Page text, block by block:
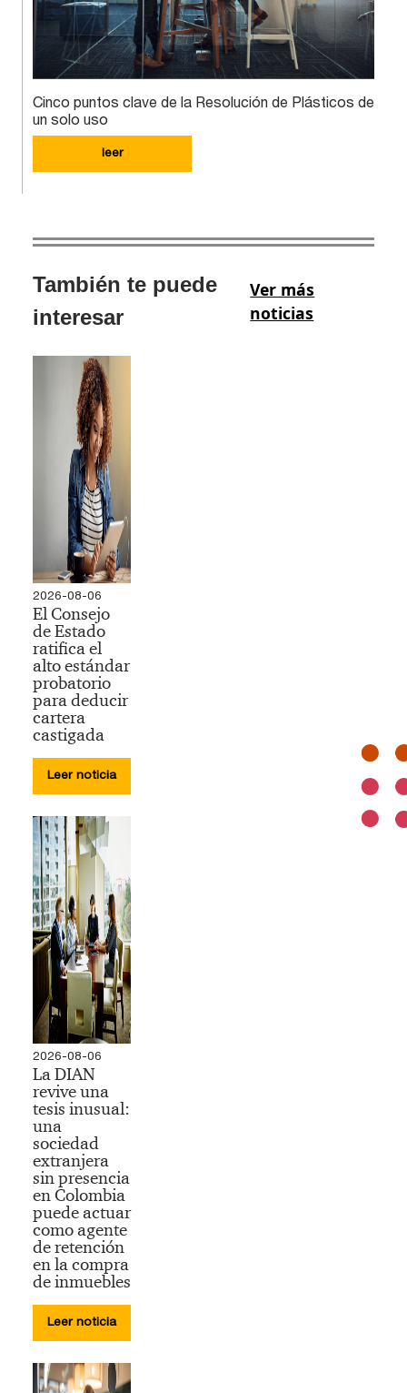
Cinco puntos clave de la Resolución de Plásticos de
un solo uso
leer
También te puede
interesar
Ver más
noticias
2026-08-06
El Consejo
de Estado
ratifica el
alto estándar
probatorio
para deducir
cartera
castigada
Leer noticia
2026-08-06
La DIAN
revive una
tesis inusual:
una
sociedad
extranjera
sin presencia
en Colombia
puede actuar
como agente
de retención
en la compra
de inmuebles
Leer noticia